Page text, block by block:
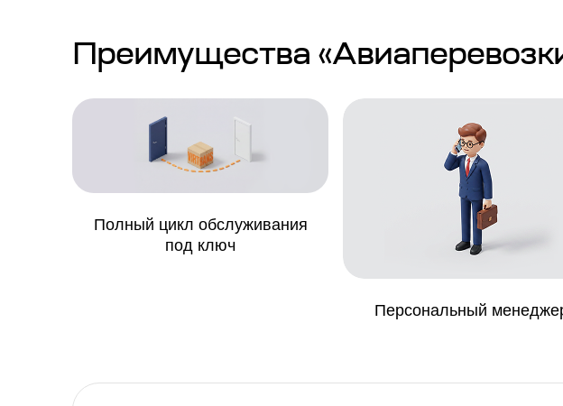
Преимущества
Полный цикл обслуживания
под ключ
Персональный